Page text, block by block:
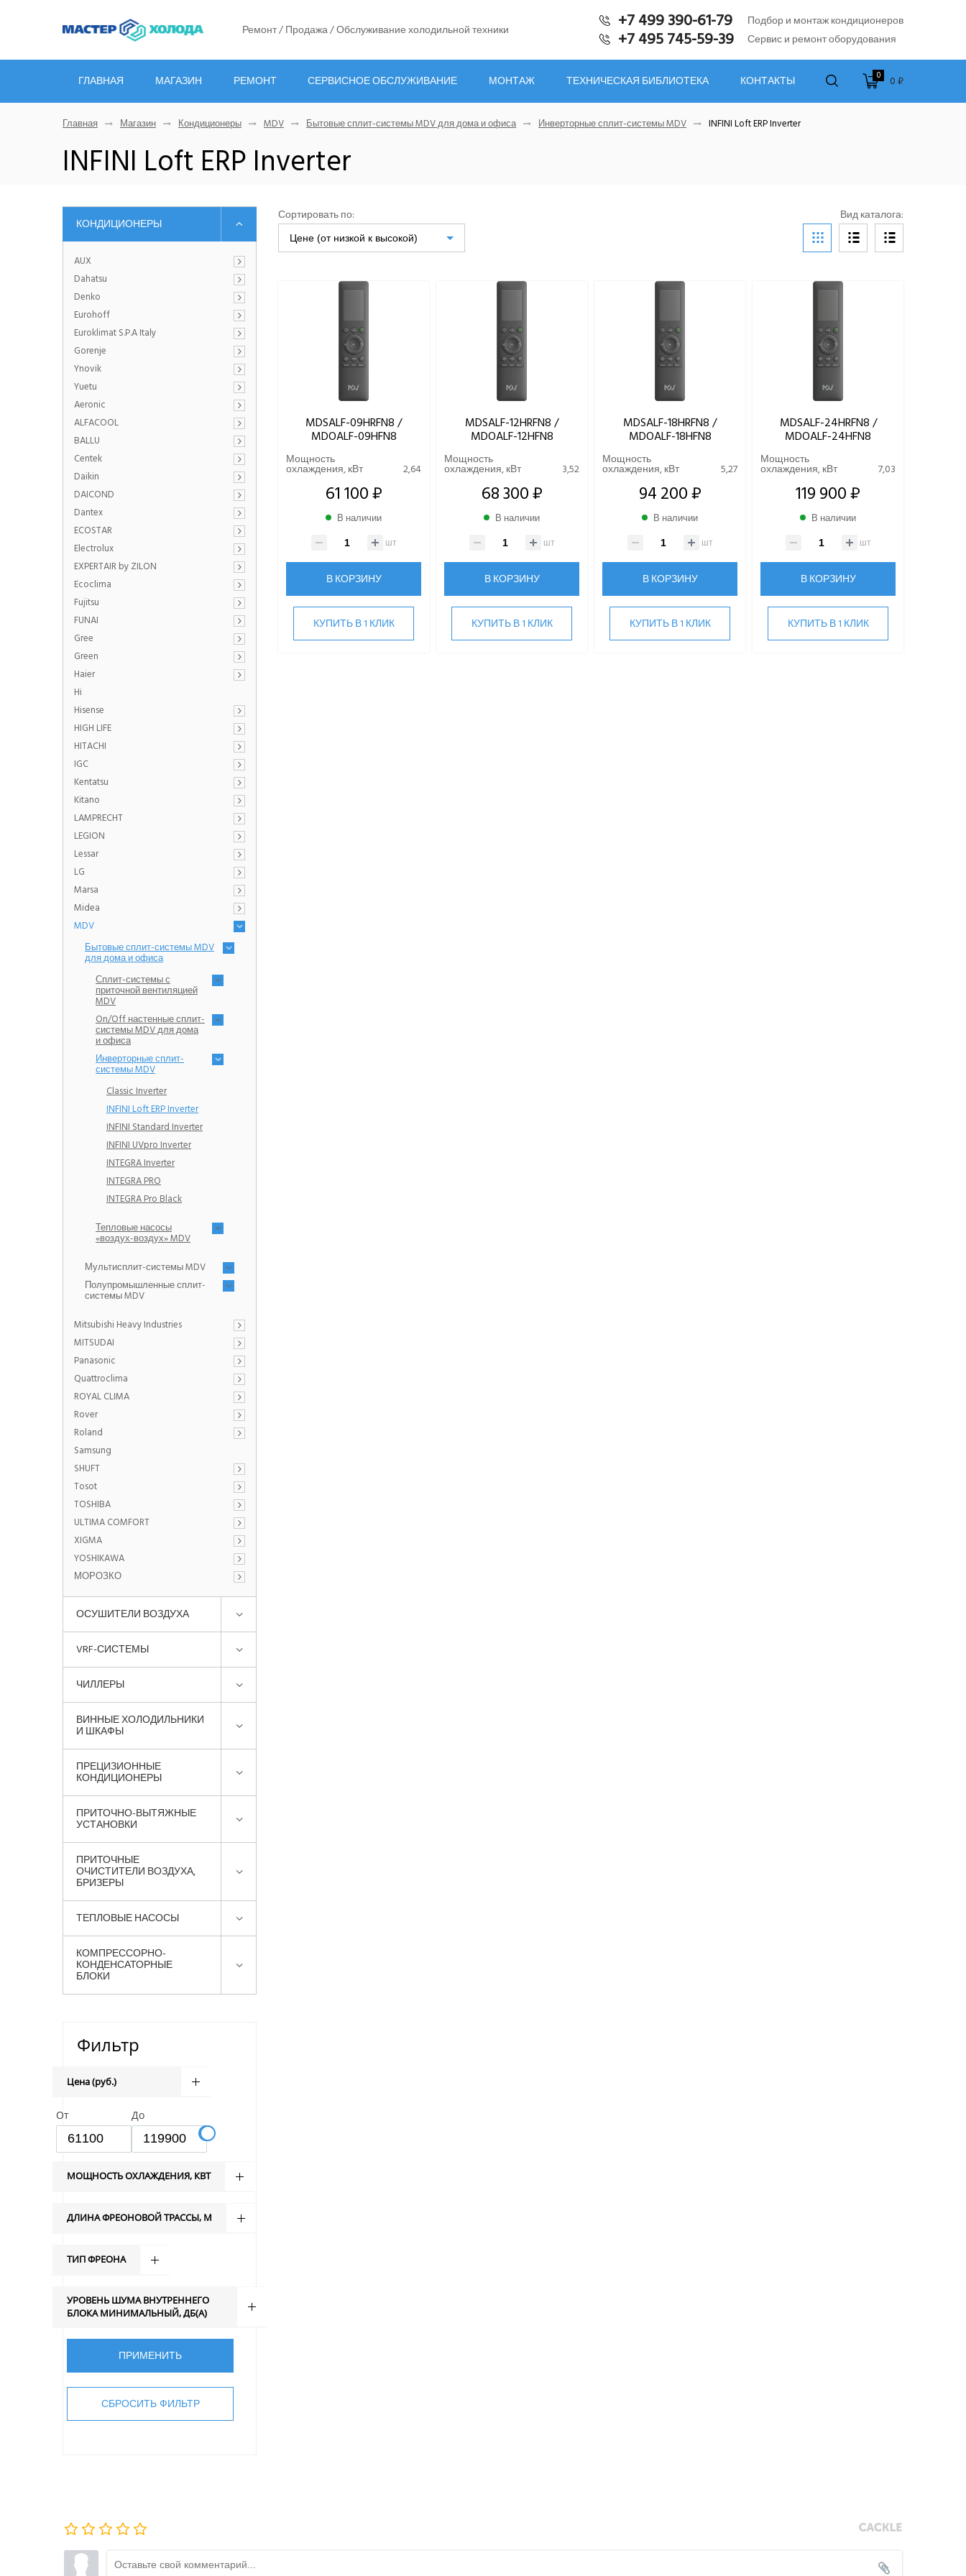
Ремонт / Продажа / Обслуживание холодильной техники +7 499 390-61-79 Подбор и монтаж кондиционеров
+7 495 745-59-39 Сервис и ремонт оборудования
ГЛАВНАЯ МАГАЗИН РЕМОНТ СЕРВИСНОЕ ОБСЛУЖИВАНИЕ МОНТАЖ ТЕХНИЧЕСКАЯ БИБЛИОТЕКА КОНТАКТЫ 0 0 ₽
Главная Магазин Кондиционеры MDV Бытовые сплит-системы MDV для дома и офиса Инверторные сплит-системы MDV INFINI Loft ERP Inverter
INFINI Loft ERP Inverter
КОНДИЦИОНЕРЫ
AUX
Dahatsu
Denko
Eurohoff
Euroklimat S.P.A Italy
Gorenje
Ynovik
Yuetu
Aeronic
ALFACOOL
BALLU
Centek
Daikin
DAICOND
Dantex
ECOSTAR
Electrolux
EXPERTAIR by ZILON
Ecoclima
Fujitsu
FUNAI
Gree
Green
Haier
Hi
Hisense
HIGH LIFE
HITACHI
IGC
Kentatsu
Kitano
LAMPRECHT
LEGION
Lessar
LG
Marsa
Midea
MDV
Бытовые сплит-системы MDV
для дома и офиса
Сплит-системы с
приточной вентиляцией
MDV
On/Off настенные сплит-
системы MDV для дома
и офиса
Инверторные сплит-
системы MDV
Classic Inverter
INFINI Loft ERP Inverter
INFINI Standard Inverter
INFINI UVpro Inverter
INTEGRA Inverter
INTEGRA PRO
INTEGRA Pro Black
Тепловые насосы
«воздух-воздух» MDV
Мультисплит-системы MDV
Полупромышленные сплит-
системы MDV
Mitsubishi Heavy Industries
MITSUDAI
Panasonic
Quattroclima
ROYAL CLIMA
Rover
Roland
Samsung
SHUFT
Tosot
TOSHIBA
ULTIMA COMFORT
XIGMA
YOSHIKAWA
МОРОЗКО
ОСУШИТЕЛИ ВОЗДУХА
VRF-СИСТЕМЫ
ЧИЛЛЕРЫ
ВИННЫЕ ХОЛОДИЛЬНИКИ
И ШКАФЫ
ПРЕЦИЗИОННЫЕ
КОНДИЦИОНЕРЫ
ПРИТОЧНО-ВЫТЯЖНЫЕ
УСТАНОВКИ
ПРИТОЧНЫЕ
ОЧИСТИТЕЛИ ВОЗДУХА,
БРИЗЕРЫ
ТЕПЛОВЫЕ НАСОСЫ
КОМПРЕССОРНО-
КОНДЕНСАТОРНЫЕ
БЛОКИ
Фильтр
Цена (руб.)
От До
МОЩНОСТЬ ОХЛАЖДЕНИЯ, КВТ
ДЛИНА ФРЕОНОВОЙ ТРАССЫ, М
ТИП ФРЕОНА
УРОВЕНЬ ШУМА ВНУТРЕННЕГО
БЛОКА МИНИМАЛЬНЫЙ, ДБ(А)
Сортировать по:
Цене (от низкой к высокой)
Вид каталога:
MDSALF-09HRFN8 /
MDOALF-09HFN8
Мощность
охлаждения, кВт 2,64
61 100 ₽
В наличии
шт
В КОРЗИНУ
КУПИТЬ В 1 КЛИК
MDSALF-12HRFN8 /
MDOALF-12HFN8
Мощность
охлаждения, кВт 3,52
68 300 ₽
В наличии
шт
В КОРЗИНУ
КУПИТЬ В 1 КЛИК
MDSALF-18HRFN8 /
MDOALF-18HFN8
Мощность
охлаждения, кВт 5,27
94 200 ₽
В наличии
шт
В КОРЗИНУ
КУПИТЬ В 1 КЛИК
MDSALF-24HRFN8 /
MDOALF-24HFN8
Мощность
охлаждения, кВт 7,03
119 900 ₽
В наличии
шт
В КОРЗИНУ
КУПИТЬ В 1 КЛИК